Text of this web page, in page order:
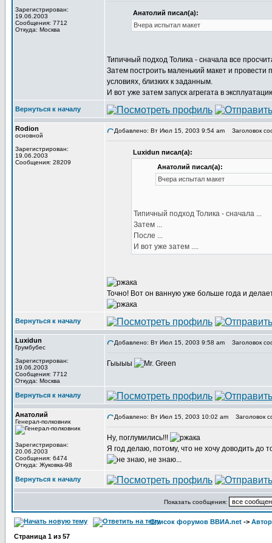
Зарегистрирован:
19.06.2003
Сообщения: 7712
Откуда: Москва
Анатолий писал(а):
Вчера испытал макет
Типичный подход Толика - сначала все
Затем построить маленький макет и
условиях, близких к заданным.
И вот уже затем запуск агрегата в
Вернуться к началу
Rodion
основной
Зарегистрирован:
19.06.2003
Сообщения: 28209
Добавлено: Вт Июл 15, 2003 9:54 am Заголовок
Luxidun писал(а):
Анатолий писал(а):
Вчера испытал макет
Типичный подход Толика - сначала ...
Затем ...
После ...
И вот уже затем ....
Точно! Вот он ванную уже больше года и
Вернуться к началу
Luxidun
Грумбубес
Зарегистрирован:
19.06.2003
Сообщения: 7712
Откуда: Москва
Добавлено: Вт Июл 15, 2003 9:58 am Заголовок
Гыыыы
Вернуться к началу
Анатолий
Генерал-полковник
Зарегистрирован:
20.06.2003
Сообщения: 6474
Откуда: Жуковка-98
Добавлено: Вт Июл 15, 2003 10:02 am Заголовок
Ну, поглумились!!!
Я год делаю, потому, что не хочу доводить до
Вернуться к началу
Показать сообщения:
Список форумов ВВИА.net ->
Страница 1 из 57